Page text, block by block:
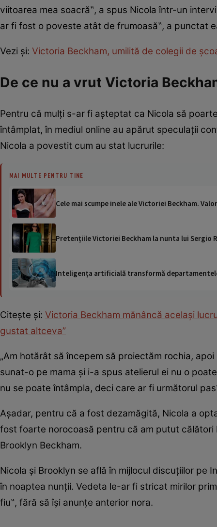
viitoarea mea soacră‟, a spus Nicola într-un
ar fi fost o poveste atât de frumoasă‟, a punctat
Vezi și: Victoria Beckham, umilită de colegii de
De ce nu a vrut Victoria
Pentru că mulți s-ar fi așteptat ca Nicola să
întâmplat, în mediul online au apărut speculații
Nicola a povestit cum au stat lucrurile:
MAI MULTE PENTRU TINE
Cele mai scumpe inele ale Victoriei Beckham.
Pretențiile Victoriei Beckham la nunta lui Sergio
Inteligența artificială transformă
Citește și: Victoria Beckham mănâncă același
gustat altceva”
„Am hotărât să începem să proiectăm rochia,
sunat-o pe mama și i-a spus atelierul ei nu o
nu se poate întâmpla, deci care ar fi următorul
Așadar, pentru că a fost dezamăgită, Nicola a
fost foarte norocoasă pentru că am putut
Brooklyn Beckham.
Nicola și Brooklyn se află în mijlocul discuțiilor pe
în noaptea nunții. Vedeta le-ar fi stricat mirilor
fiu‟, fără să își anunțe anterior nora.